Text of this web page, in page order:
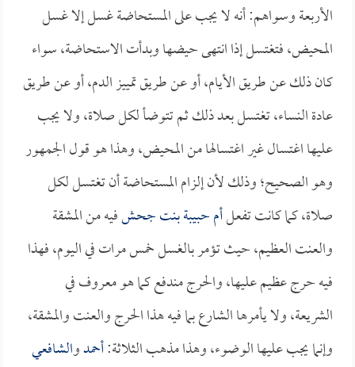
الأربعة وسواهم: أنه لا يجب على المستحاضة غسل إلا غسل
المحيض، فتغتسل إذا انتهى حيضها وبدأت الاستحاضة، سواء
كان ذلك عن طريق الأيام، أو عن طريق تمييز الدم، أو عن طريق
عادة النساء، تغتسل بعد ذلك ثم تتوضأ لكل صلاة، ولا يجب
عليها اغتسال غير اغتسالها من المحيض، وهذا هو قول الجمهور
وهو الصحيح؛ وذلك لأن إلزام المستحاضة أن تغتسل لكل
صلاة، كما كانت تفعلأم حبيبة بنت جحشفيه من المشقة
والعنت العظيم، حيث تؤمر بالغسل خمس مرات في اليوم، فهذا
فيه حرج عظيم عليها، والحرج مندفع كما هو معروف في
الشريعة، ولا يأمرها الشارع بما فيه هذا الحرج والعنت والمشقة،
وإنما يجب عليها الوضوء، وهذا مذهب الثلاثة:أحمدوالشافعي